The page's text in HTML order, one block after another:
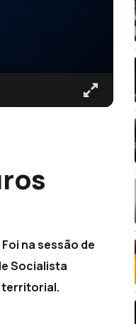
na sessão de
Socialista
territorial.